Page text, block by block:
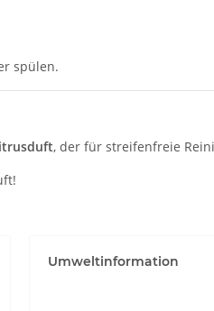
spülen.
, der für streifenfreie
Umweltinformation